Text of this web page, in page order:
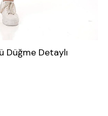
Düğme Detaylı